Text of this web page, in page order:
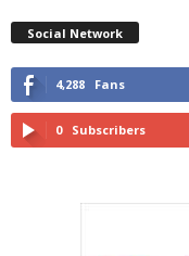
Social Network
4,288 Fans
0 Subscribers